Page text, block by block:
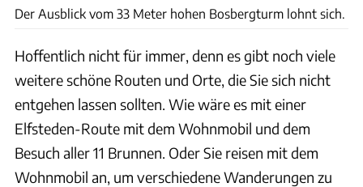
Der Ausblick vom 33 Meter hohen Bosbergturm lohnt sich.
Hoffentlich nicht für immer, denn es gibt noch viele
weitere schöne Routen und Orte, die Sie sich nicht
entgehen lassen sollten. Wie wäre es mit einer
Elfsteden-Route mit dem Wohnmobil und dem
Besuch aller 11 Brunnen. Oder Sie reisen mit dem
Wohnmobil an, um verschiedene Wanderungen zu